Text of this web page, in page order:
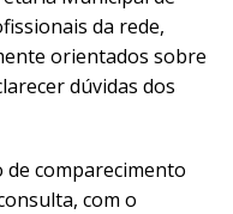
da rede,
orientados sobre
dúvidas dos
de comparecimento
com o